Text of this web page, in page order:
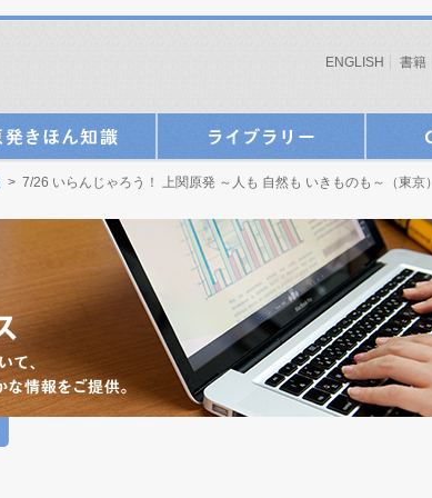
ENGLISH 書籍
> 7/26 いらんじゃろう！ 上関原発 ～人も 自然も いきものも～（東京）